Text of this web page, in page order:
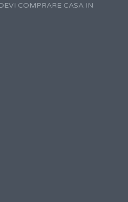
COMPRARE CASA IN